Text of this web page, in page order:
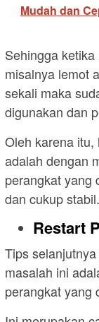
Mudah dan
Sehingga
misalnya lemot
sekali maka
digunakan dan
Oleh karena
adalah dengan
perangkat yang
dan cukup stabil.
Restart
Tips
masalah ini
perangkat yang